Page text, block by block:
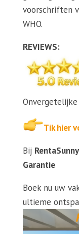
voorschriften
WHO.
REVIEWS:
Onvergetelijke
Tik hier
Bij
Garantie
Boek nu uw
ultieme